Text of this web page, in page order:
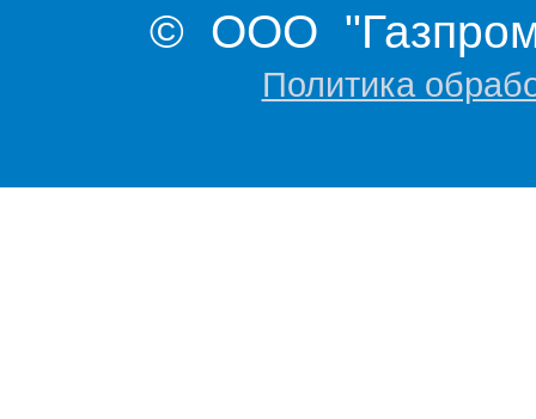
© ООО "Газпром
Политика